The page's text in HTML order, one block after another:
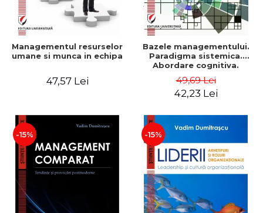
Managementul resurselor
umane si munca in echipa
47,57 Lei
Bazele managementului.
Paradigma sistemica.
Abordare cognitiva.
comportamentala - Vadim
Dumitrascu
49,69 Lei
42,23 Lei
-15% -15%